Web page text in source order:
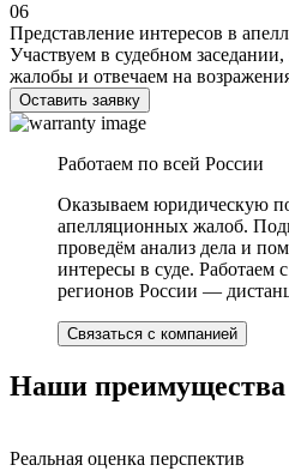
06
Представление интересов в
Участвуем в судебном
жалобы и отвечаем на
Оставить заявку
Работаем по всей России
Оказываем юридическую
апелляционных жалоб.
проведём анализ дела и
интересы в суде. Работаем
регионов России —
Связаться с компанией
Наши преимущества
Реальная оценка перспектив